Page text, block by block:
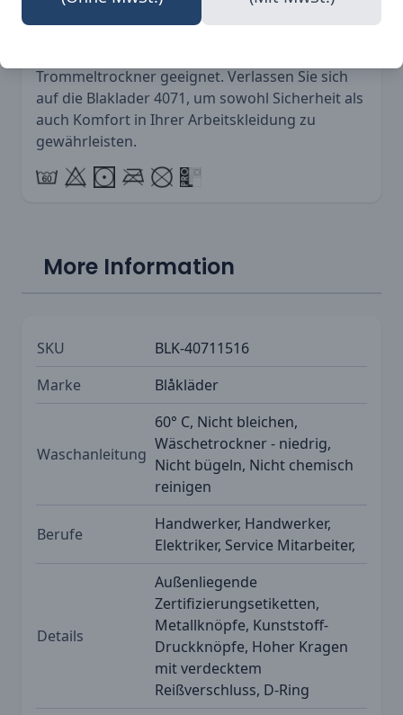
bei 60°C, Nicht bleichen, Nicht chemisch
Trommeltrockner geeignet. Verlassen Sie sich
auf die Blaklader 4071, um sowohl Sicherheit als
auch Komfort in Ihrer Arbeitskleidung zu
gewährleisten.
More Information
SKU
BLK-40711516
Marke
Blåkläder
Waschanleitung
60° C, Nicht bleichen,
Wäschetrockner - niedrig,
Nicht bügeln, Nicht chemisch
reinigen
Berufe
Handwerker, Handwerker,
Elektriker, Service Mitarbeiter,
Details
Außenliegende
Zertifizierungsetiketten,
Metallknöpfe, Kunststoff-
Druckknöpfe, Hoher Kragen
mit verdecktem
Reißverschluss, D-Ring